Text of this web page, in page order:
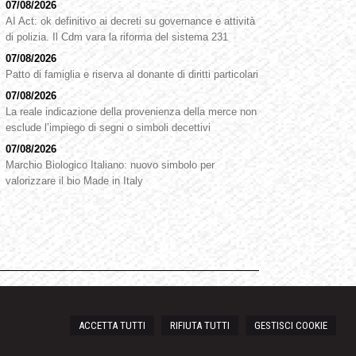
ACCETTA TUTTI RIFIUTA TUTTI GESTISCI COOKIE
07/08/2026
AI Act: ok definitivo ai decreti su governance e attività
di polizia. Il Cdm vara la riforma del sistema 231
07/08/2026
Patto di famiglia e riserva al donante di diritti particolari
07/08/2026
La reale indicazione della provenienza della merce non
esclude l’impiego di segni o simboli decettivi
07/08/2026
Marchio Biologico Italiano: nuovo simbolo per
valorizzare il bio Made in Italy